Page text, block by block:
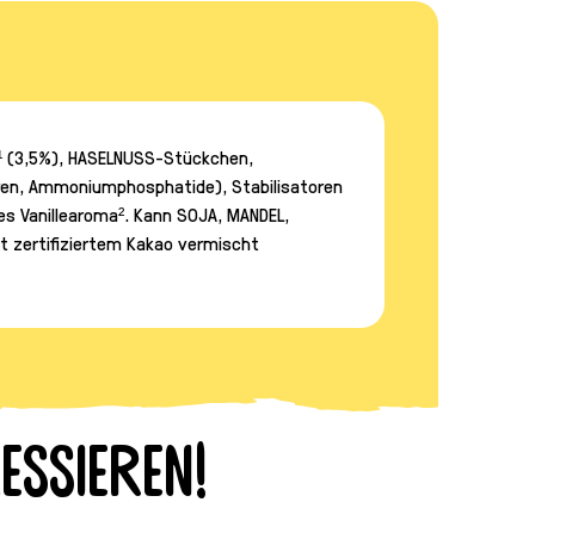
HASELNUSS-Stückchen,
Ammoniumphosphatide), Stabilisatoren
Kann SOJA, MANDEL,
zertifiziertem Kakao vermischt